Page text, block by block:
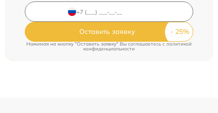
Оставить заявку
Нажимая на кнопку "Оставить заявку" Вы соглашаетесь c политикой
конфиденциальности